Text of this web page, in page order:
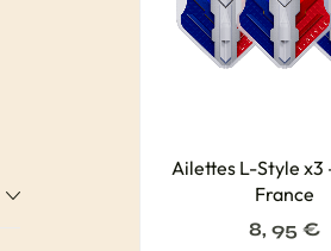
Ailettes L-Style x3
France
8, 95€